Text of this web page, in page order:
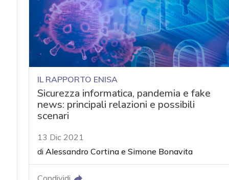
IL RAPPORTO ENISA
Sicurezza informatica, pandemia e fake
news: principali relazioni e possibili
scenari
13 Dic 2021
di Alessandro Cortinae Simone Bonavita